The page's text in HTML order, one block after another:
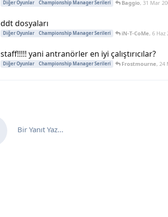
Diğer Oyunlar Championship Manager Serileri Baggio, 31 Mar
ddt dosyaları
Diğer Oyunlar Championship Manager Serileri iN-T-CoMe, 6 Haz
staff!!!!! yani antranörler en iyi çalıştırıcılar?
Diğer Oyunlar Championship Manager Serileri Frostmourne, 24
Bir Yanıt Yaz...